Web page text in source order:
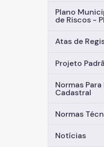
Plano
de Riscos -
Atas de
Projeto
Normas
Cadastral
Normas
Notícias